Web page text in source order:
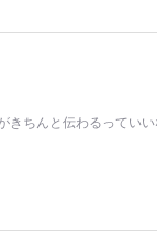
きちんと伝わるってい